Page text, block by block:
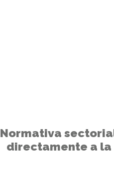
Normativa
directamente a